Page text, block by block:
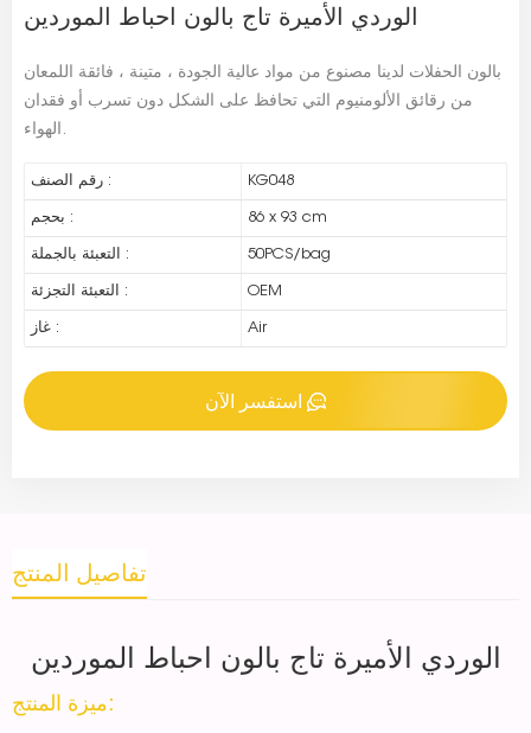
الوردي الأميرة تاج بالون احباط الموردين
بالون الحفلات لدينا مصنوع من مواد عالية الجودة ، متينة ، فائقة اللمعان
من رقائق الألومنيوم التي تحافظ على الشكل دون تسرب أو فقدان
الهواء.
رقم الصنف : KG048
بحجم : 86 x 93 cm
التعبئة بالجملة : 50PCS/bag
التعبئة التجزئة : OEM
غاز : Air
استفسر الآن
تفاصيل المنتج
الوردي الأميرة تاج بالون احباط الموردين
ميزة المنتج: